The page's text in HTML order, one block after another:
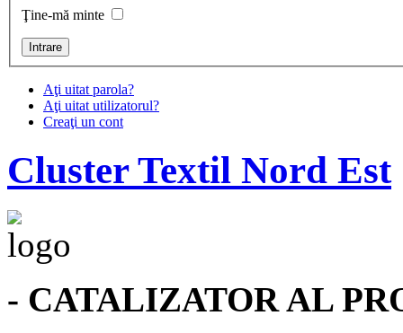
Ţine-mă minte
Aţi uitat parola?
Aţi uitat utilizatorul?
Creaţi un cont
Cluster Textil Nord Est
- CATALIZATOR AL